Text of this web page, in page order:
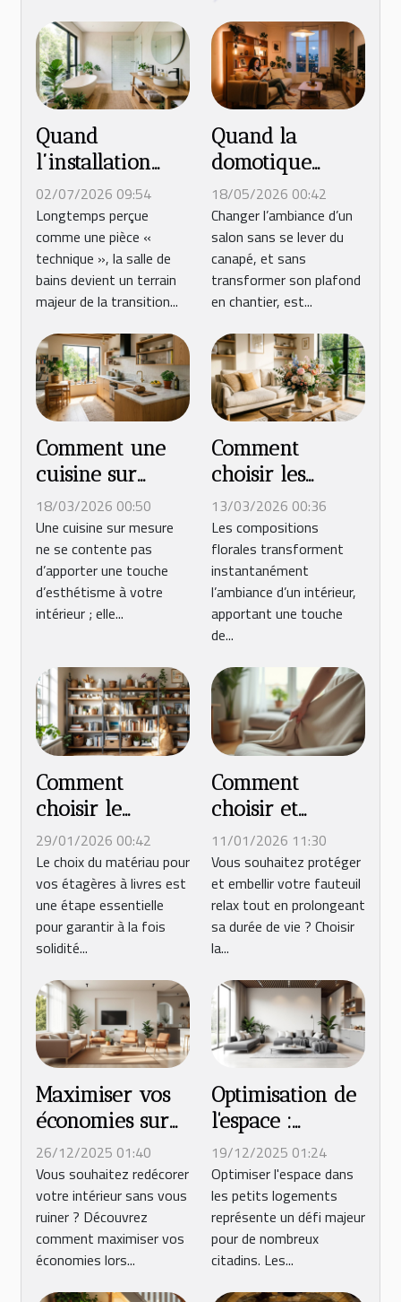
Quand
l’installation
devient durable
: repenser la
salle de bains
de demain
02/07/2026 09:54
Longtemps perçue
comme une pièce «
technique », la salle de
bains devient un terrain
majeur de la transition...
Quand la
domotique
redéfinit
l’ambiance
lumineuse du
salon
18/05/2026 00:42
Changer l’ambiance d’un
salon sans se lever du
canapé, et sans
transformer son plafond
en chantier, est...
Comment une
cuisine sur
mesure peut
transformer
votre quotidien
?
18/03/2026 00:50
Une cuisine sur mesure
ne se contente pas
d’apporter une touche
d’esthétisme à votre
intérieur ; elle...
Comment
choisir les
meilleures
compositions
florales pour
votre intérieur
?
13/03/2026 00:36
Les compositions
florales transforment
instantanément
l’ambiance d’un intérieur,
apportant une touche
de...
Comment
choisir le
meilleur
matériau pour
vos étagères à
livres ?
29/01/2026 00:42
Le choix du matériau pour
vos étagères à livres est
une étape essentielle
pour garantir à la fois
solidité...
Comment
choisir et
entretenir une
housse pour
fauteuil relax ?
11/01/2026 11:30
Vous souhaitez protéger
et embellir votre fauteuil
relax tout en prolongeant
sa durée de vie ? Choisir
la...
Maximiser vos
économies sur
l'ameublement
et la déco en
ligne
26/12/2025 01:40
Vous souhaitez redécorer
votre intérieur sans vous
ruiner ? Découvrez
comment maximiser vos
économies lors...
Optimisation de
l'espace :
techniques
modernes pour
petits logements
19/12/2025 01:24
Optimiser l'espace dans
les petits logements
représente un défi majeur
pour de nombreux
citadins. Les...